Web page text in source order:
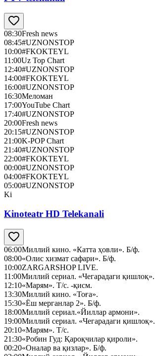
08:30Fresh news
08:45#UZNONSTOP
10:00#FKOKTEYL
11:00Uz Top Chart
12:40#UZNONSTOP
14:00#FKOKTEYL
16:00#UZNONSTOP
16:30Меломан
17:00YouTube Chart
17:40#UZNONSTOP
20:00Fresh news
20:15#UZNONSTOP
21:00K-POP Chart
21:40#UZNONSTOP
22:00#FKOKTEYL
00:00#UZNONSTOP
04:00#FKOKTEYL
05:00#UZNONSTOP
Ki
Kinoteatr HD Telekanali
06:00Миллий кино. «Катта ҳовли». Б/ф.
08:00«Олис хизмат сафари». Б/ф.
10:00ZARGARSHOP LIVE.
11:00Миллий сериал. «Чегарадаги қишлоқ».
12:10«Марям». Т/с. -қисм.
13:30Миллий кино. «Тоға».
15:30«Ёш мерганлар 2». Б/ф.
18:00Миллий сериал.«Йиллар армони».
19:00Миллий сериал. «Чегарадаги қишлоқ».
20:10«Марям». Т/с.
21:30«Робин Гуд: Қароқчилар қироли».
00:20«Оналар ва қизлар». Б/ф.